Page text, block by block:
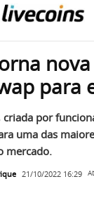
para
por
uma das
mercado.
21/10/2022 16:29